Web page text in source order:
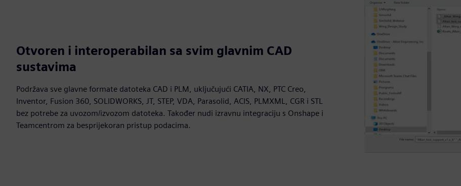
Otvoren i interoperabilan sa svim glavnim CAD
sustavima
Podržava sve glavne formate datoteka CAD i PLM, uključujući CATIA, NX, PTC Creo,
Inventor, Fusion 360, SOLIDWORKS, JT, STEP, VDA, Parasolid, ACIS, PLMXML, CGR i STL
bez potrebe za uvozom/izvozom datoteka. Također nudi izravnu integraciju s Onshape i
Teamcentrom za besprijekoran pristup podacima.